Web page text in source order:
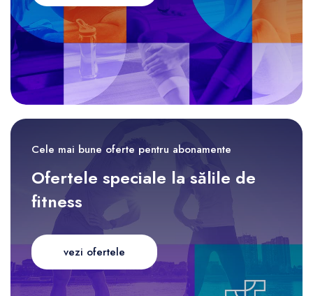
Cele mai bune oferte pentru abonamente
Ofertele speciale la sălile de
fitness
vezi ofertele